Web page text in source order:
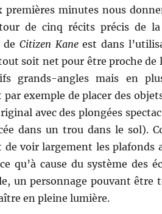
premières minutes nous
de cinq récits précis de
Citizen Kaneest dans
soit net pour être proche
grands-angles mais en
exemple de placer des
avec des plongées
dans un trou dans le sol).
voir largement les plafonds
qu’à cause du système des
un personnage pouvant être
en pleine lumière.